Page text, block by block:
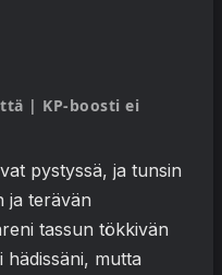
| KP-boosti ei
pystyssä, ja tunsin
ja terävän
tassun tökkivän
hädissäni, mutta